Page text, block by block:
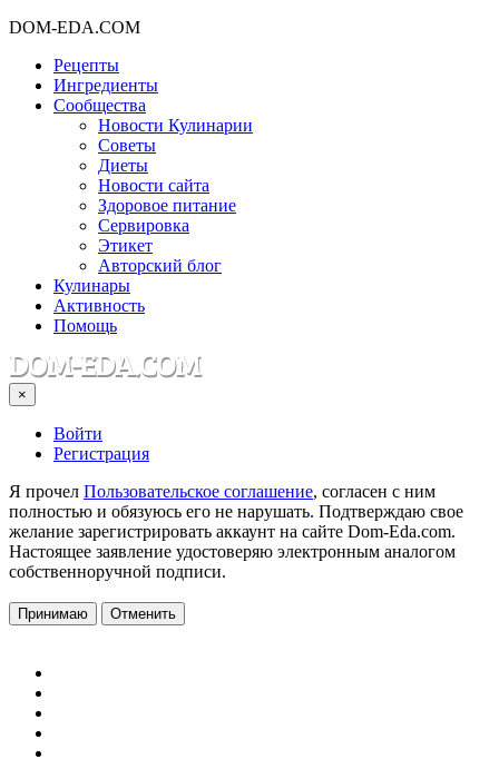
DOM-EDA.COM
Рецепты
Ингредиенты
Сообщества
Новости Кулинарии
Советы
Диеты
Новости сайта
Здоровое питание
Сервировка
Этикет
Авторский блог
Кулинары
Активность
Помощь
×
Войти
Регистрация
Я прочел Пользовательское соглашение, согласен с ним
полностью и обязуюсь его не нарушать. Подтверждаю свое
желание зарегистрировать аккаунт на сайте Dom-Eda.com.
Настоящее заявление удостоверяю электронным аналогом
собственноручной подписи.
Принимаю Отменить